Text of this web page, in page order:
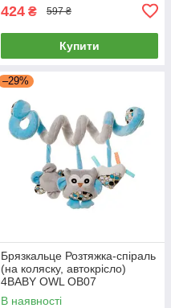
424 ₴ 597 ₴
Купити
–29%
Брязкальце Розтяжка-спіраль
(на коляску, автокрісло)
4BABY OWL OB07
В наявності